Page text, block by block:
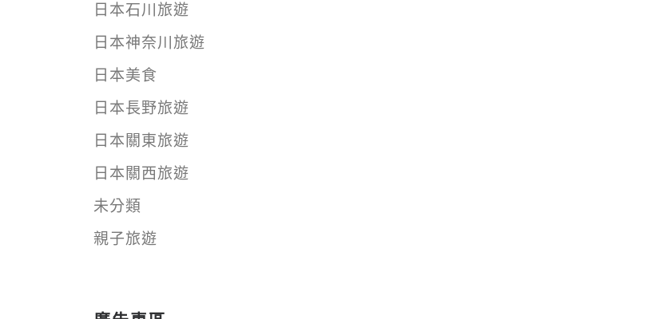
日本石川旅遊
日本神奈川旅遊
日本美食
日本長野旅遊
日本關東旅遊
日本關西旅遊
未分類
親子旅遊